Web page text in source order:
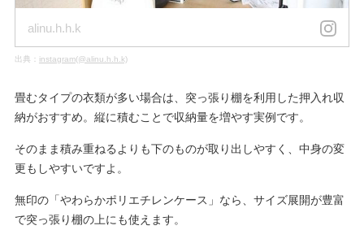
alinu.h.h.k
出典： instagram(@alinu.h.h.k)
畳むタイプの衣類が多い場合は、突っ張り棚を利用した押入れ収
納がおすすめ。縦に積むことで収納量を増やす実例です。
そのまま積み重ねるよりも下のものが取り出しやすく、中身の変
更もしやすいですよ。
無印の「やわらかポリエチレンケース」なら、サイズ展開が豊富
で突っ張り棚の上にも使えます。